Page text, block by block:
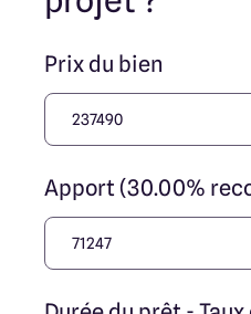
ses collaborateurs ne sont
transaction et ne participent
nos partenaires fonciers.
Prix du bien
Apport (30.00%